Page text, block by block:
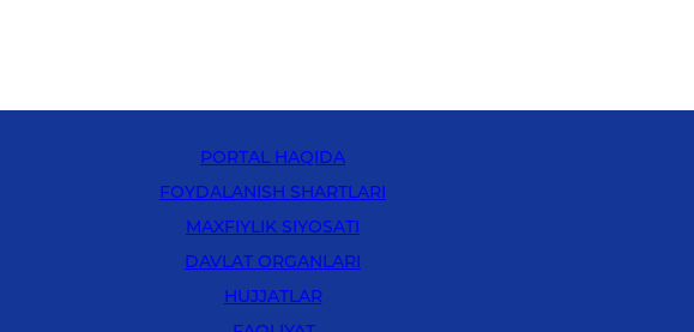
PORTAL HAQIDA
FOYDALANISH SHARTLARI
MAXFIYLIK SIYOSATI
DAVLAT ORGANLARI
HUJJATLAR